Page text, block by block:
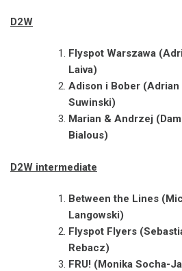
D2W
Flyspot Warszawa
Laiva)
Adison i Bober
Suwinski)
Marian & Andrzej
Bialous)
D2W intermediate
Between the Lines
Langowski)
Flyspot Flyers
Rebacz)
FRU! (Monika Socha-